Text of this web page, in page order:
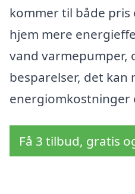
kommer til både pris
hjem mere
vand varmepumper,
besparelser, det kan
energiomkostninger
Få 3 tilbud, gratis